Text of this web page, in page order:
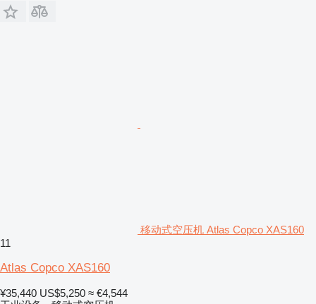
移动式空压机 Atlas Copco XAS160
11
Atlas Copco XAS160
¥35,440 US$5,250 ≈ €4,544